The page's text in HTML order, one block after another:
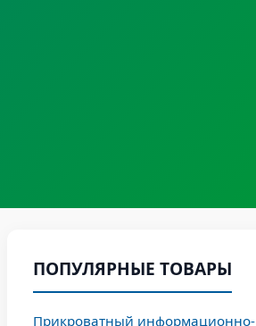
ПОПУЛЯРНЫЕ ТОВАРЫ
Прикроватный информационно-